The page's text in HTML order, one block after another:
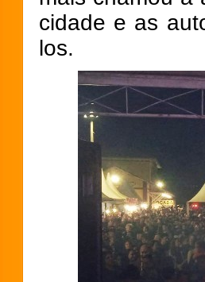
cidade e as
los.